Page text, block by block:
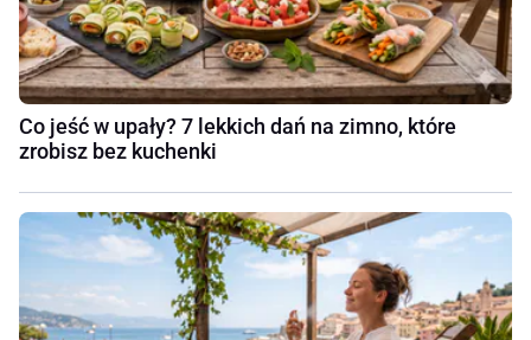
Co jeść w upały? 7 lekkich dań na zimno, które
zrobisz bez kuchenki